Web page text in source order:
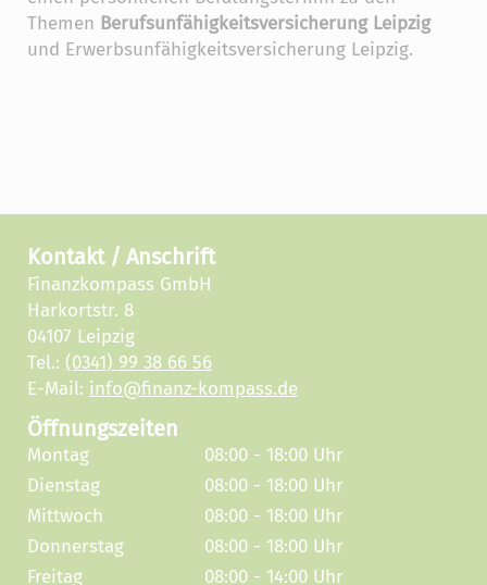
Themen Berufsunfähigkeitsversicherung Leipzig
und Erwerbsunfähigkeitsversicherung Leipzig.
Kontakt / Anschrift
Finanzkompass GmbH
Harkortstr. 8
04107 Leipzig
Tel.: (0341) 99 38 66 56
E-Mail: info@finanz-kompass.de
Öffnungszeiten
Montag
08:00 - 18:00 Uhr
Dienstag
08:00 - 18:00 Uhr
Mittwoch
08:00 - 18:00 Uhr
Donnerstag
08:00 - 18:00 Uhr
Freitag
08:00 - 14:00 Uhr